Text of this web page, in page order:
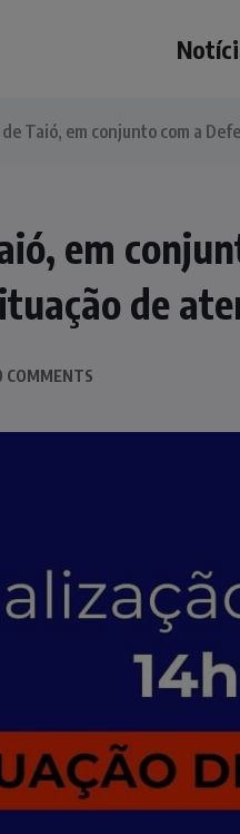
Taió, em conjunto com a
em
de
COMMENTS
08/2026